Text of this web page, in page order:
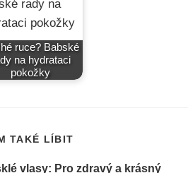
ruce? Babské
na hydrataci
pokožky
TAKÉ LÍBIT
vlasy: Pro zdravý a krásný